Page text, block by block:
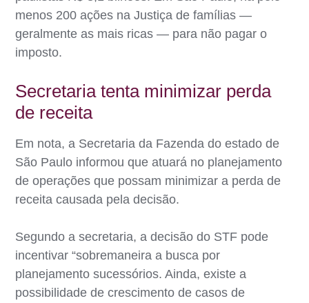
menos 200 ações na Justiça de famílias —
geralmente as mais ricas — para não pagar o
imposto.
Secretaria tenta minimizar perda
de receita
Em nota, a Secretaria da Fazenda do estado de
São Paulo informou que atuará no planejamento
de operações que possam minimizar a perda de
receita causada pela decisão.
Segundo a secretaria, a decisão do STF pode
incentivar “sobremaneira a busca por
planejamento sucessórios. Ainda, existe a
possibilidade de crescimento de casos de